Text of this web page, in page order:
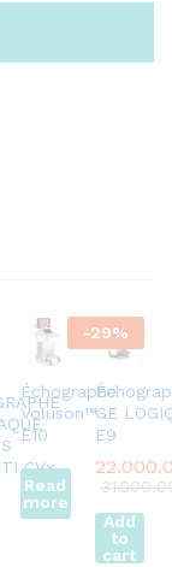
CVx
Échographe
Voluson™
E10
Read
more
-29%
GE
E9
Add
to
cart